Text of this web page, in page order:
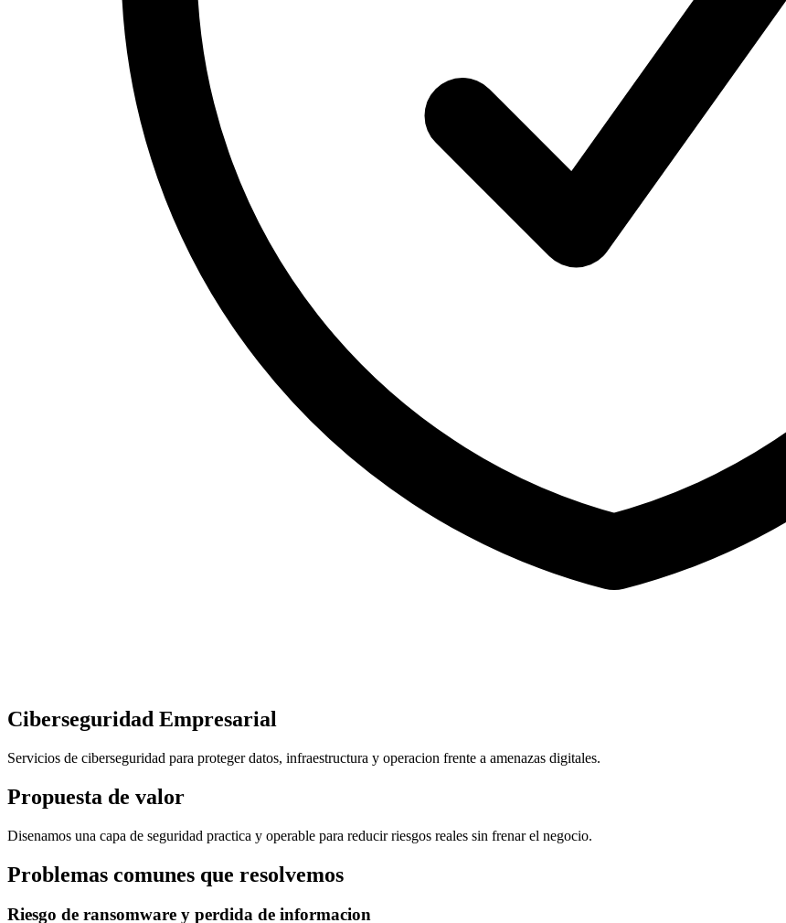
Ciberseguridad Empresarial
Servicios de ciberseguridad para proteger datos, infraestructura y operacion frente a amenazas digitales.
Propuesta de valor
Disenamos una capa de seguridad practica y operable para reducir riesgos reales sin frenar el negocio.
Problemas comunes que resolvemos
Riesgo de ransomware y perdida de informacion